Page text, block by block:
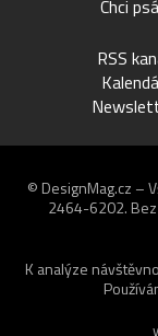
Chci
RSS
© DesignMag.cz –
2464-6202.
K analýze